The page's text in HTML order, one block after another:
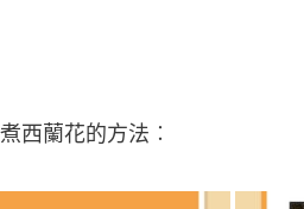
西蘭花的方法︰